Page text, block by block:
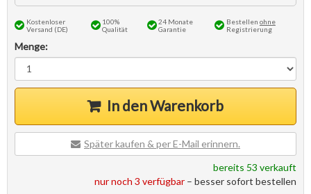
Kostenloser
Versand (DE)
100%
Qualität
24 Monate
Garantie
Bestellen ohne
Registrierung
Menge:
In den Warenkorb
Später kaufen & per E-Mail erinnern.
bereits 53 verkauft
nur noch 3 verfügbar – besser sofort bestellen